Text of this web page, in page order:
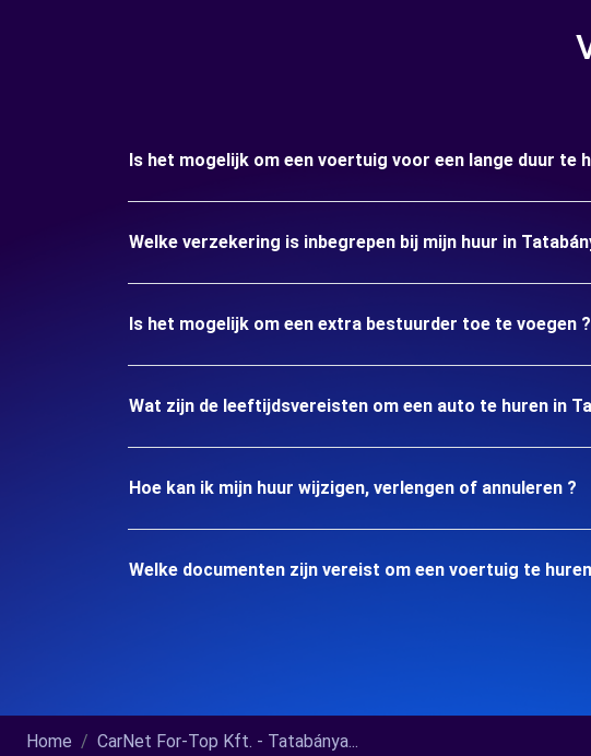
Is het mogelijk om een voertuig voor een lange duur te
Welke verzekering is inbegrepen bij mijn huur in
Is het mogelijk om een extra bestuurder toe te voegen ?
Wat zijn de leeftijdsvereisten om een auto te huren in
Hoe kan ik mijn huur wijzigen, verlengen of annuleren ?
Welke documenten zijn vereist om een voertuig te
Home CarNet For-Top Kft. - Tatabánya...